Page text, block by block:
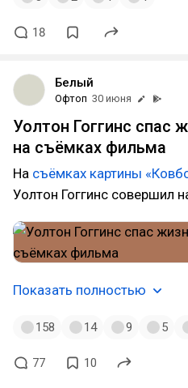
18
Белый
Офтоп 30 июня
Уолтон Гоггинс спас
на съёмках фильма
На съёмках картины
Уолтон Гоггинс совершил
Показать полностью
158 14 9 5
77 10